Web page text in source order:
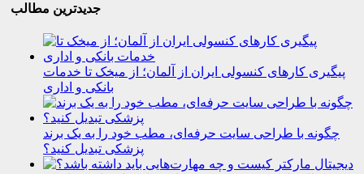
جدیدترین مطالب
پیگیری کارهای کنسولی ایران از آلمان؛ از میخک تا خدمات
بانکی و اداری
چگونه با طراحی سایت حرفه‌ای، مطب خود را به یک برند
پزشکی تبدیل کنید؟